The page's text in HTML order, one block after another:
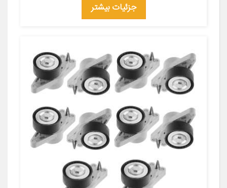
جزئیات بیشتر